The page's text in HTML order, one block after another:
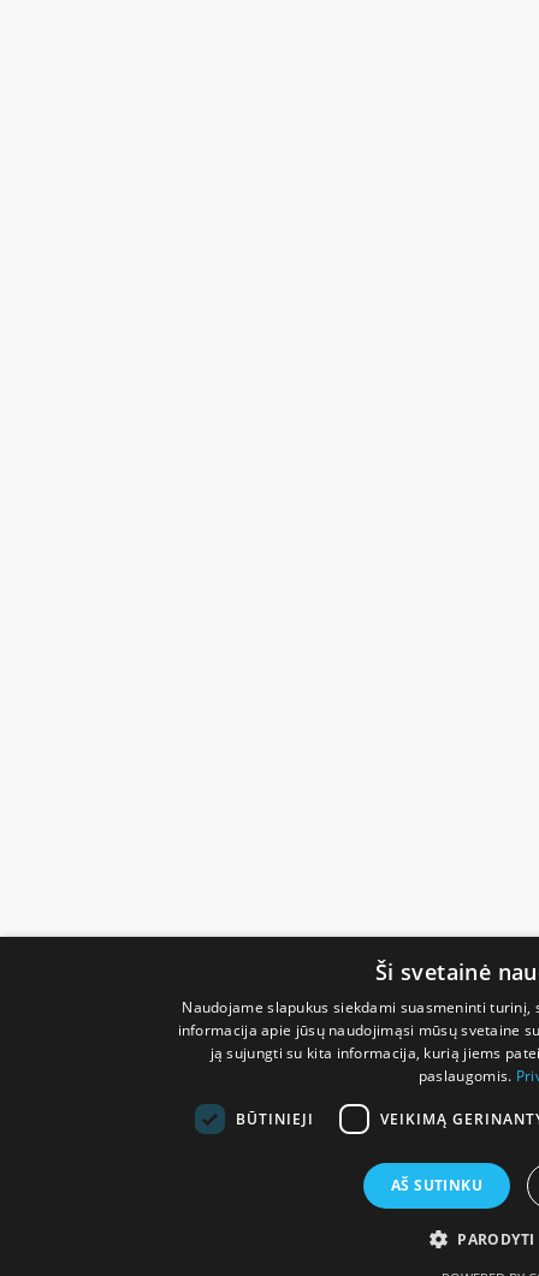
Ši svetainė
Naudojame slapukus siekdami suasmeninti
informacija apie jūsų naudojimąsi mūsų svetaine
ją sujungti su kita informacija, kurią jiems
paslaugomis.
BŪTINIEJI VEIKIMĄ
AŠ SUTINKU